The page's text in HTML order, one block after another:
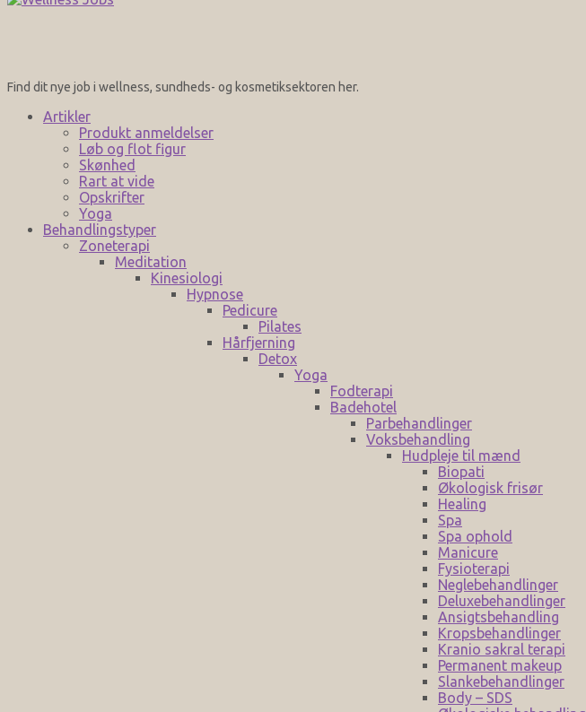
Find dit nye job i wellness, sundheds- og kosmetiksektoren her.
Artikler
Produkt anmeldelser
Løb og flot figur
Skønhed
Rart at vide
Opskrifter
Yoga
Behandlingstyper
Zoneterapi
Meditation
Kinesiologi
Hypnose
Pedicure
Pilates
Hårfjerning
Detox
Yoga
Fodterapi
Badehotel
Parbehandlinger
Voksbehandling
Hudpleje til mænd
Biopati
Økologisk frisør
Healing
Spa
Spa ophold
Manicure
Fysioterapi
Neglebehandlinger
Deluxebehandlinger
Ansigtsbehandling
Kropsbehandlinger
Kranio sakral terapi
Permanent makeup
Slankebehandlinger
Body – SDS